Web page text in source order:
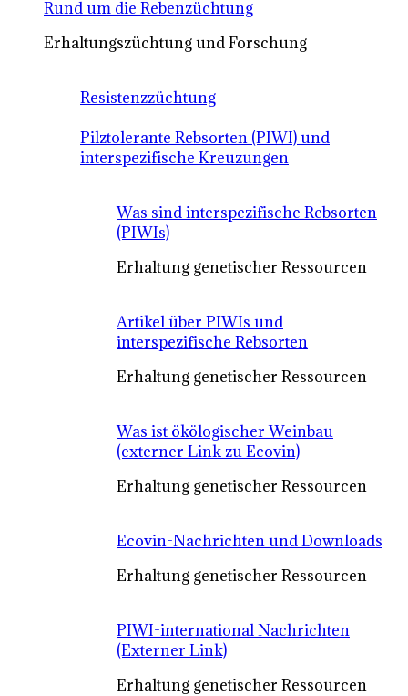
Rund um die Rebenzüchtung
Erhaltungszüchtung und Forschung
Resistenzzüchtung
Pilztolerante Rebsorten (PIWI) und
interspezifische Kreuzungen
Was sind interspezifische Rebsorten
(PIWIs)
Erhaltung genetischer Ressourcen
Artikel über PIWIs und
interspezifische Rebsorten
Erhaltung genetischer Ressourcen
Was ist ökölogischer Weinbau
(externer Link zu Ecovin)
Erhaltung genetischer Ressourcen
Ecovin-Nachrichten und Downloads
Erhaltung genetischer Ressourcen
PIWI-international Nachrichten
(Externer Link)
Erhaltung genetischer Ressourcen